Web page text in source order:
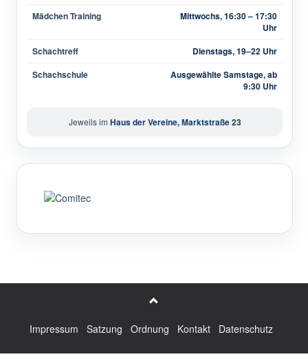
Mädchen Training
Mittwochs, 16:30 – 17:30
Uhr
Schachtreff
Dienstags, 19–22 Uhr
Schachschule
Ausgewählte Samstage, ab
9:30 Uhr
Jeweils im Haus der Vereine, Marktstraße 23
Impressum Satzung Ordnung Kontakt Datenschutz